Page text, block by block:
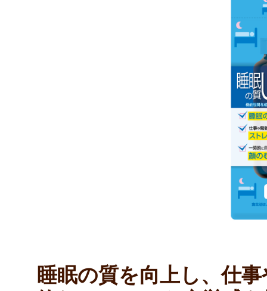
睡眠の質を向上し、仕